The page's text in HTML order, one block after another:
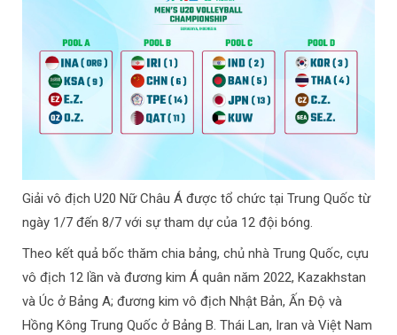
Giải vô địch U20 Nữ Châu Á được tổ chức tại Trung Quốc từ
ngày 1/7 đến 8/7 với sự tham dự của 12 đội bóng.
Theo kết quả bốc thăm chia bảng, chủ nhà Trung Quốc, cựu
vô địch 12 lần và đương kim Á quân năm 2022, Kazakhstan
và Úc ở Bảng A; đương kim vô địch Nhật Bản, Ấn Độ và
Hồng Kông Trung Quốc ở Bảng B. Thái Lan, Iran và Việt Nam